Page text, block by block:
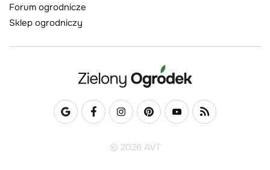
Forum ogrodnicze
Sklep ogrodniczy
© 2026 AVT